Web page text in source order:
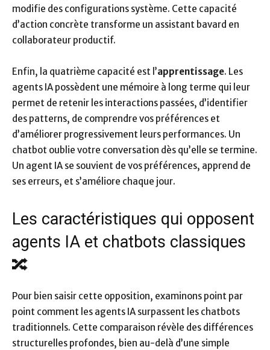
modifie des configurations système. Cette capacité
d’action concrète transforme un assistant bavard en
collaborateur productif.
Enfin, la quatrième capacité est l’apprentissage. Les
agents IA possèdent une mémoire à long terme qui leur
permet de retenir les interactions passées, d’identifier
des patterns, de comprendre vos préférences et
d’améliorer progressivement leurs performances. Un
chatbot oublie votre conversation dès qu’elle se termine.
Un agent IA se souvient de vos préférences, apprend de
ses erreurs, et s’améliore chaque jour.
Les caractéristiques qui opposent
agents IA et chatbots classiques
🔀
Pour bien saisir cette opposition, examinons point par
point comment les agents IA surpassent les chatbots
traditionnels. Cette comparaison révèle des différences
structurelles profondes, bien au-delà d’une simple